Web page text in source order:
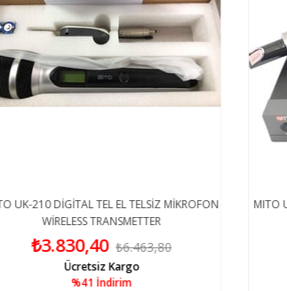
UK-210 DİGİTAL TEL EL TELSİZ MİKROFON
WİRELESS TRANSMETTER
₺3.830,40 ₺6.463,80
%41 İndirim
Ücretsiz Kargo
MITO